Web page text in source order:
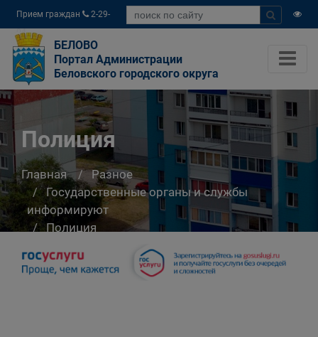
Прием граждан
2-29-
04
БЕЛОВО
Портал Администрации
Беловского городского округа
Полиция
Главная
Разное
Государственные органы и службы
информируют
Полиция